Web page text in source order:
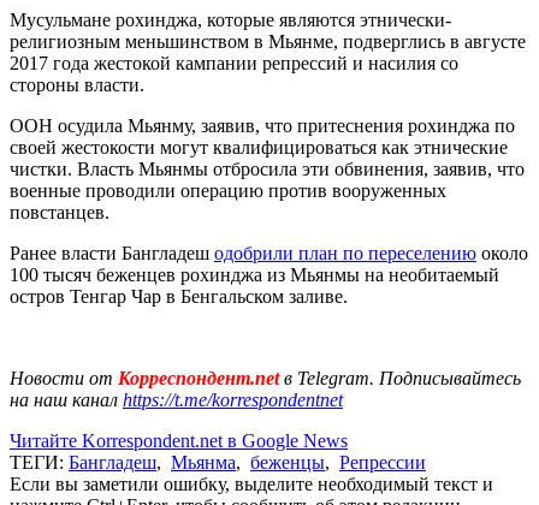
Мусульмане рохинджа, которые являются этнически-
религиозным меньшинством в Мьянме, подверглись в августе
2017 года жестокой кампании репрессий и насилия со
стороны власти.
ООН осудила Мьянму, заявив, что притеснения рохинджа по
своей жестокости могут квалифицироваться как этнические
чистки. Власть Мьянмы отбросила эти обвинения, заявив, что
военные проводили операцию против вооруженных
повстанцев.
Ранее власти Бангладеш одобрили план по переселению около
100 тысяч беженцев рохинджа из Мьянмы на необитаемый
остров Тенгар Чар в Бенгальском заливе.
Новости от Корреспондент.netв Telegram. Подписывайтесь
на наш канал https://t.me/korrespondentnet
Читайте Korrespondent.net в Google News
ТЕГИ: Бангладеш, Мьянма, беженцы, Репрессии
Если вы заметили ошибку, выделите необходимый текст и